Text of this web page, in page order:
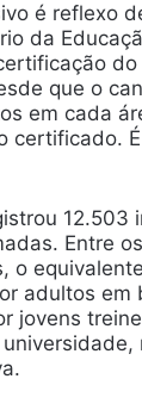
é reflexo
da
que o
em cada
certificado.
12.503
Entre
o
adultos em
jovens